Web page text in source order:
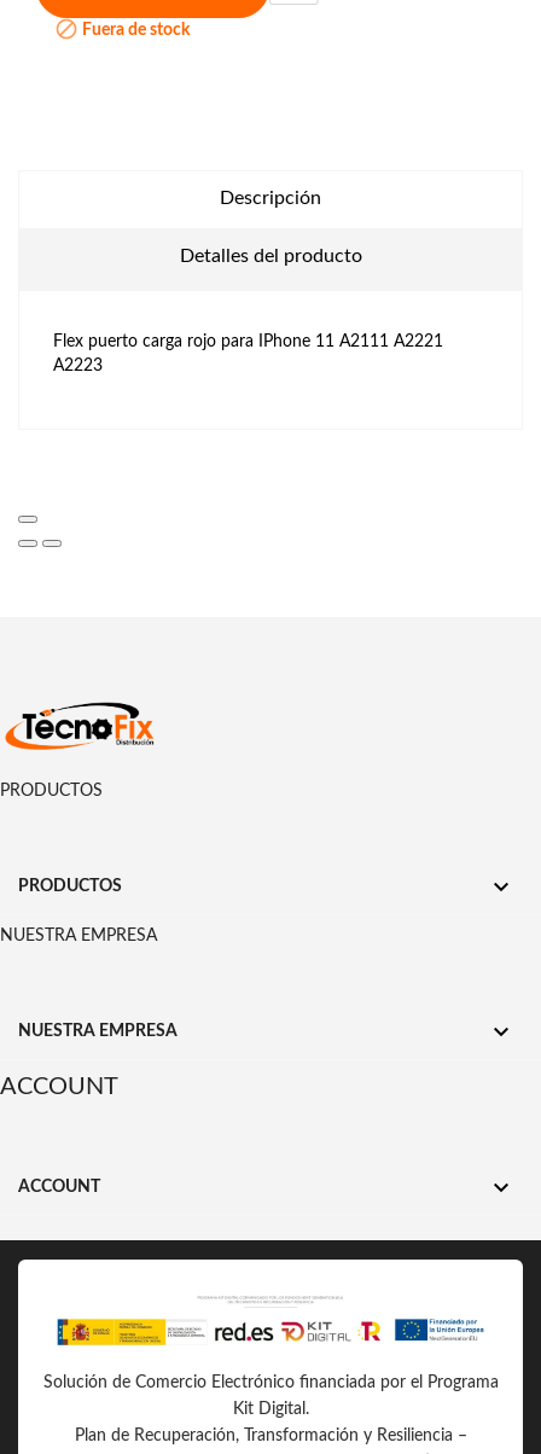
 Fuera de stock
Descripción
Detalles del producto
Flex puerto carga rojo para IPhone 11 A2111 A2221
A2223
PRODUCTOS
PRODUCTOS 
NUESTRA EMPRESA
NUESTRA EMPRESA 
ACCOUNT
ACCOUNT 
Solución de Comercio Electrónico financiada por el Programa
Kit Digital.
Plan de Recuperación, Transformación y Resiliencia –